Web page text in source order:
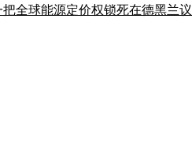
全球能源定价权锁死在德黑兰